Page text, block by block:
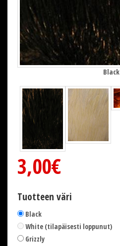
Black
3,00€
Tuotteen väri
Black
White (tilapäisesti loppunut)
Grizzly